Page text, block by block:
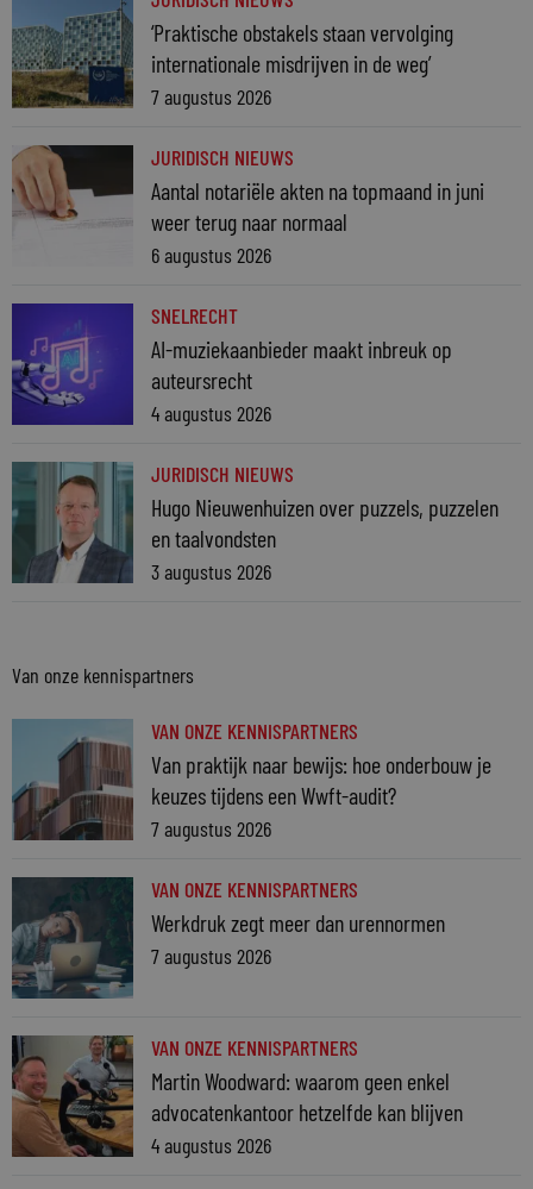
‘Praktische obstakels staan vervolging
internationale misdrijven in de weg’
7 augustus 2026
JURIDISCH NIEUWS
Aantal notariële akten na topmaand in juni
weer terug naar normaal
6 augustus 2026
SNELRECHT
AI-muziekaanbieder maakt inbreuk op
auteursrecht
4 augustus 2026
JURIDISCH NIEUWS
Hugo Nieuwenhuizen over puzzels, puzzelen
en taalvondsten
3 augustus 2026
Van onze kennispartners
VAN ONZE KENNISPARTNERS
Van praktijk naar bewijs: hoe onderbouw je
keuzes tijdens een Wwft-audit?
7 augustus 2026
VAN ONZE KENNISPARTNERS
Werkdruk zegt meer dan urennormen
7 augustus 2026
VAN ONZE KENNISPARTNERS
Martin Woodward: waarom geen enkel
advocatenkantoor hetzelfde kan blijven
4 augustus 2026